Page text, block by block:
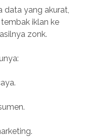
data yang akurat,
iklan ke
zonk.